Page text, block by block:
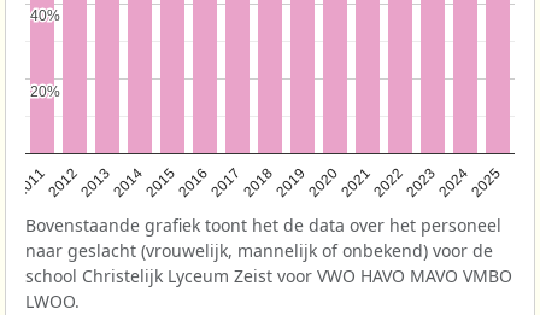
201120122013201420152016201720182019202020212022202320242025
20%
20%
40%
40%
Bovenstaande grafiek toont het de data over het personeel
naar geslacht (vrouwelijk, mannelijk of onbekend) voor de
school Christelijk Lyceum Zeist voor VWO HAVO MAVO VMBO
LWOO.